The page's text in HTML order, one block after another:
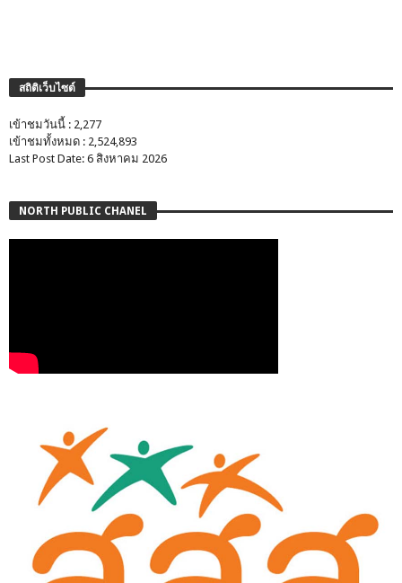
สถิติเว็บไซต์
เข้าชมวันนี้ : 2,277
เข้าชมทั้งหมด : 2,524,893
Last Post Date: 6 สิงหาคม 2026
NORTH PUBLIC CHANEL